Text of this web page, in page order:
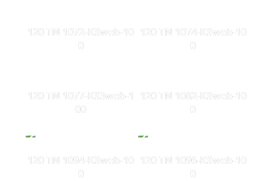
120 TN 1072-KSweb-10
0
120 TN 1074-KSweb-10
0
120 TN 1077-KS3web-1
00
120 TN 1082-KSweb-10
0
120 TN 1094-KSweb-10
0
120 TN 1096-KSweb-10
0